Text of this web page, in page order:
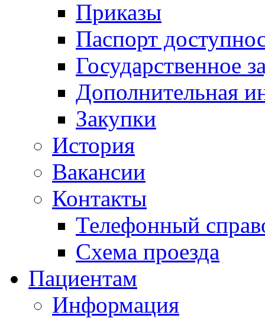
Приказы
Паспорт
Государственное
Дополнительная
Закупки
История
Вакансии
Контакты
Телефонный
Схема проезда
Пациентам
Информация